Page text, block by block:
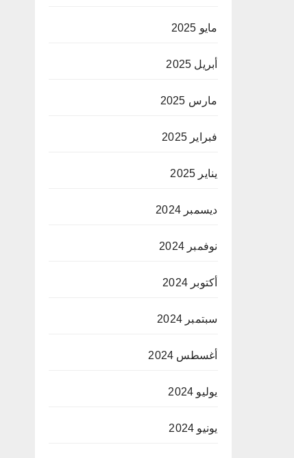
مايو 2025
أبريل 2025
مارس 2025
فبراير 2025
يناير 2025
ديسمبر 2024
نوفمبر 2024
أكتوبر 2024
سبتمبر 2024
أغسطس 2024
يوليو 2024
يونيو 2024